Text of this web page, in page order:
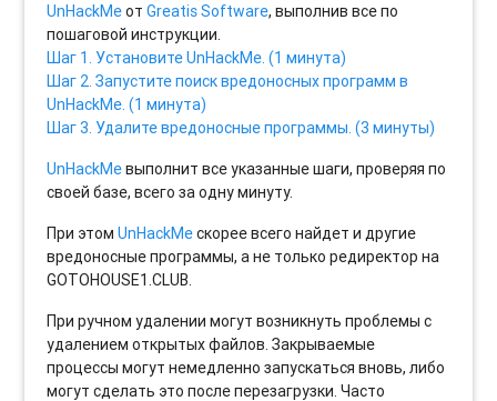
UnHackMeотGreatis Software, выполнив все по
пошаговой инструкции.
Шаг 1. Установите UnHackMe. (1 минута)
Шаг 2. Запустите поиск вредоносных программ в
UnHackMe. (1 минута)
Шаг 3. Удалите вредоносные программы. (3 минуты)
UnHackMeвыполнит все указанные шаги, проверяя по
своей базе, всего за одну минуту.
При этомUnHackMeскорее всего найдет и другие
вредоносные программы, а не только редиректор на
GOTOHOUSE1.CLUB.
При ручном удалении могут возникнуть проблемы с
удалением открытых файлов. Закрываемые
процессы могут немедленно запускаться вновь, либо
могут сделать это после перезагрузки. Часто